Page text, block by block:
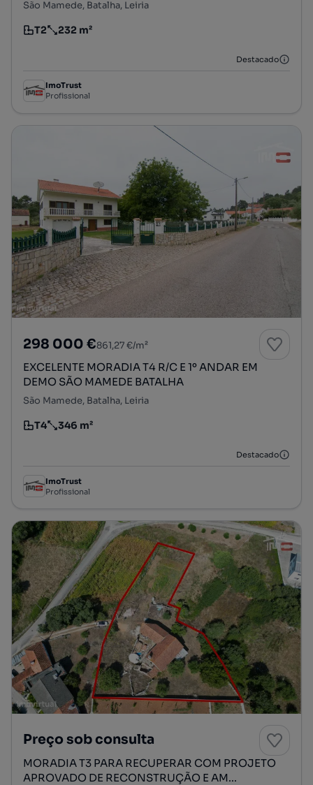
São Mamede, Batalha, Leiria
Tipologia
T2
Preço por metro quadrado
232 m²
Destacado
ImoTrust
Profissional
298 000 €861,27 €/m²
EXCELENTE MORADIA T4 R/C E 1º ANDAR EM
DEMO SÃO MAMEDE BATALHA
São Mamede, Batalha, Leiria
Tipologia
T4
Preço por metro quadrado
346 m²
Destacado
ImoTrust
Profissional
Preço sob consulta
MORADIA T3 PARA RECUPERAR COM PROJETO
APROVADO DE RECONSTRUÇÃO E AM...